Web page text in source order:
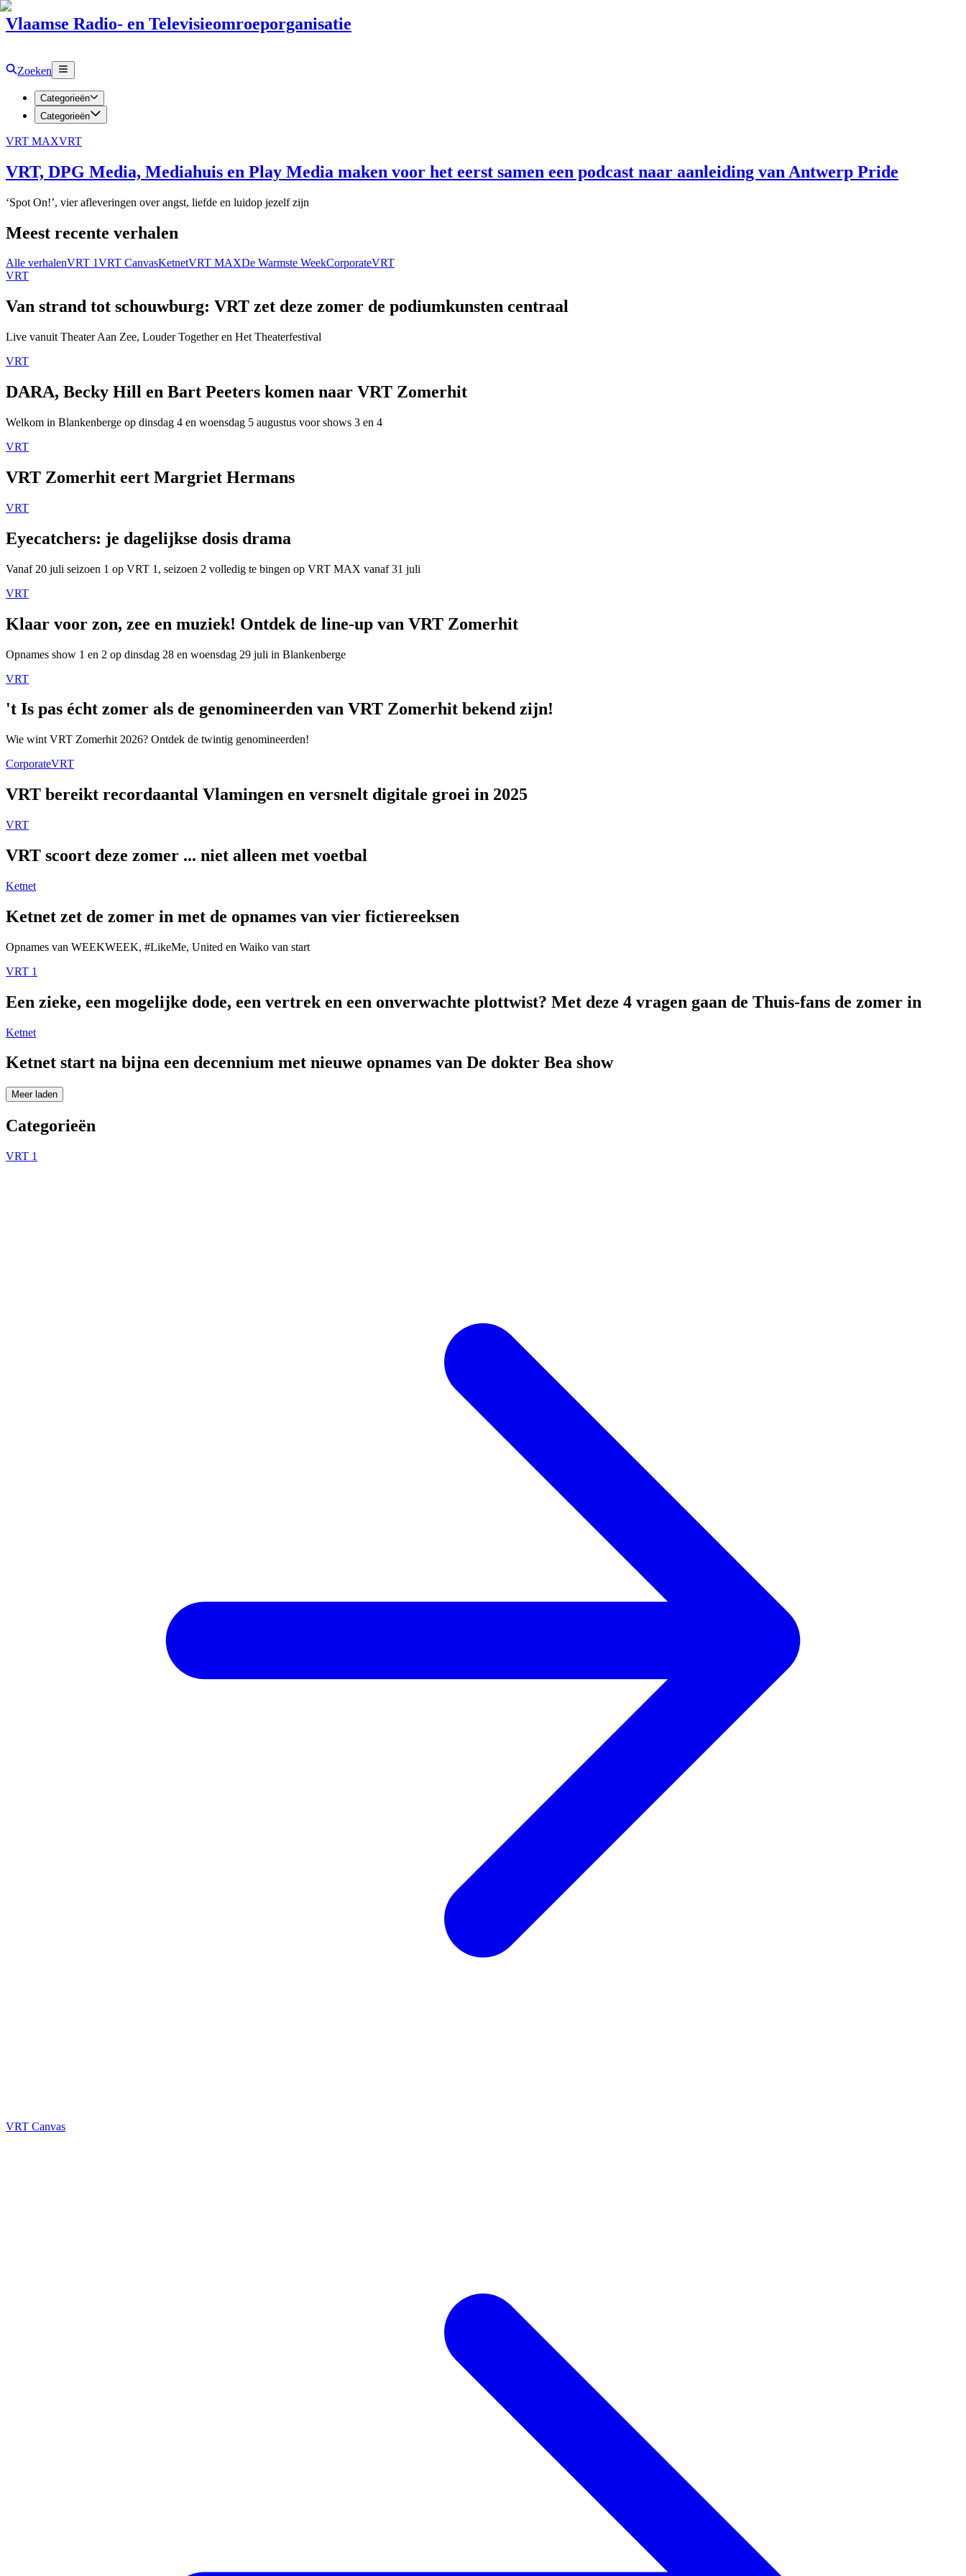
Vlaamse Radio- en Televisieomroeporganisatie
Zoeken
Categorieën
Categorieën
VRT MAXVRT
VRT, DPG Media, Mediahuis en Play Media maken voor het eerst samen een podcast naar aanleiding van Antwerp Pride
‘Spot On!’, vier afleveringen over angst, liefde en luidop jezelf zijn
Meest recente verhalen
Alle verhalenVRT 1VRT CanvasKetnetVRT MAXDe Warmste WeekCorporateVRT
VRT
Van strand tot schouwburg: VRT zet deze zomer de podiumkunsten centraal
Live vanuit Theater Aan Zee, Louder Together en Het Theaterfestival
VRT
DARA, Becky Hill en Bart Peeters komen naar VRT Zomerhit
Welkom in Blankenberge op dinsdag 4 en woensdag 5 augustus voor shows 3 en 4
VRT
VRT Zomerhit eert Margriet Hermans
VRT
Eyecatchers: je dagelijkse dosis drama
Vanaf 20 juli seizoen 1 op VRT 1, seizoen 2 volledig te bingen op VRT MAX vanaf 31 juli
VRT
Klaar voor zon, zee en muziek! Ontdek de line-up van VRT Zomerhit
Opnames show 1 en 2 op dinsdag 28 en woensdag 29 juli in Blankenberge
VRT
't Is pas écht zomer als de genomineerden van VRT Zomerhit bekend zijn!
Wie wint VRT Zomerhit 2026? Ontdek de twintig genomineerden!
CorporateVRT
VRT bereikt recordaantal Vlamingen en versnelt digitale groei in 2025
VRT
VRT scoort deze zomer ... niet alleen met voetbal
Ketnet
Ketnet zet de zomer in met de opnames van vier fictiereeksen
Opnames van WEEKWEEK, #LikeMe, United en Waiko van start
VRT 1
Een zieke, een mogelijke dode, een vertrek en een onverwachte plottwist? Met deze 4 vragen gaan de Thuis-fans de zomer in
Ketnet
Ketnet start na bijna een decennium met nieuwe opnames van De dokter Bea show
Meer laden
Categorieën
VRT 1
VRT Canvas